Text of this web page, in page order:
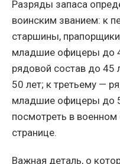
Разряды запаса
воинским званием: к
старшины,
младшие офицеры до
рядовой состав до
50 лет; к третьему —
младшие офицеры до
посмотреть в военном
странице.
Важная деталь, о